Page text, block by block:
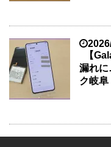
【
漏れ
ク岐阜